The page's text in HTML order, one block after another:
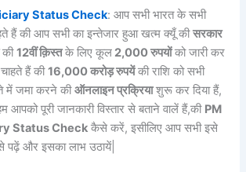
Status Check: आप सभी भारत के सभी
हैं की आप सभी का इन्तेजार हुआ खत्म क्यूँ कीसरकार
की12वीं क़िस्तके लिए कूल 2,000 रुपयोंको जारी कर
चाहते हैं की16,000 करोड़ रुपयेंकी राशि को सभी
में जमा करने कीऑनलाइन प्रक्रियाशुरू कर दिया हैं,
आपको पूरी जानकारी विस्तार से बताने वालें हैं,की PM
Status Check कैसे करें, इसीलिए आप सभी इसे
और इसका लाभ उठायें|